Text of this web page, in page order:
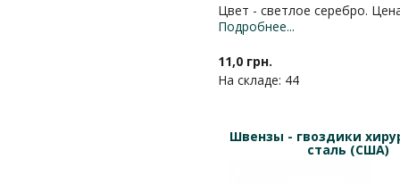
Цвет - светлое серебро.
Подробнее...
11,0 грн.
На складе: 44
Швензы - гвоздики
сталь (США)